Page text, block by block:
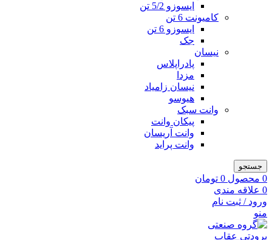
ایسوزو 5/2 تن
کامیونت 6 تن
ایسوزو 6 تن
جک
نیسان
پادراپلاس
مزدا
نیسان زامیاد
هیوسو
وانت سبک
پیکان وانت
وانت آریسان
وانت پراید
جستجو
0 محصول 0 تومان
0 علاقه مندی
ورود / ثبت نام
منو